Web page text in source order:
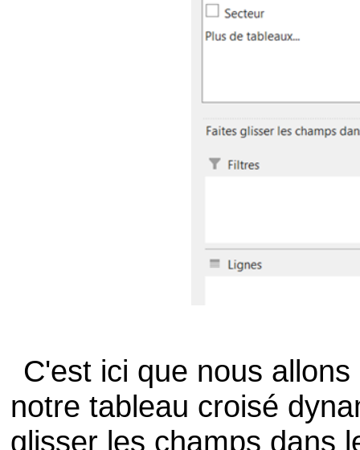
C'est ici que nous
notre tableau croisé
glisser les champs dans